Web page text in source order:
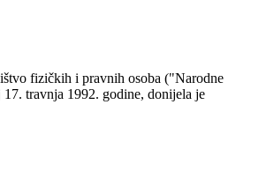
fizičkih i pravnih osoba ("Narodne
travnja 1992. godine, donijela je